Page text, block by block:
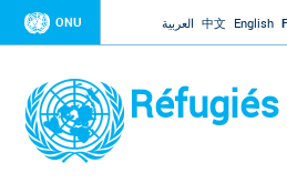
Jump to
ONU العربية 中文 English